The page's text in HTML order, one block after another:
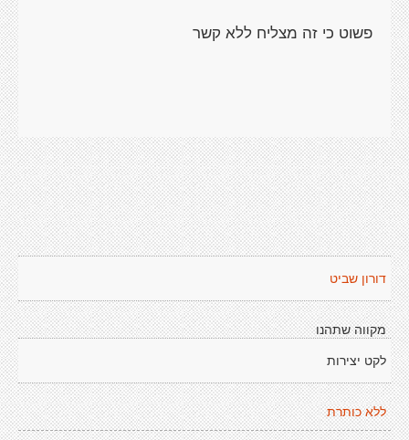
פשוט כי זה מצליח ללא קשר
דורון שביט
מקווה שתהנו
לקט יצירות
ללא כותרת